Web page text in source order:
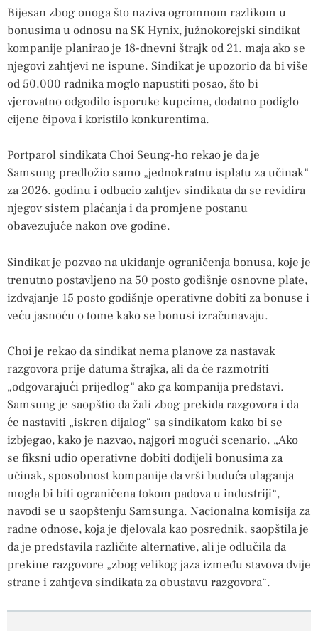
Bijesan zbog onoga što naziva ogromnom razlikom u
bonusima u odnosu na SK Hynix, južnokorejski sindikat
kompanije planirao je 18-dnevni štrajk od 21. maja ako se
njegovi zahtjevi ne ispune. Sindikat je upozorio da bi više
od 50.000 radnika moglo napustiti posao, što bi
vjerovatno odgodilo isporuke kupcima, dodatno podiglo
cijene čipova i koristilo konkurentima.
Portparol sindikata Choi Seung-ho rekao je da je
Samsung predložio samo „jednokratnu isplatu za učinak“
za 2026. godinu i odbacio zahtjev sindikata da se revidira
njegov sistem plaćanja i da promjene postanu
obavezujuće nakon ove godine.
Sindikat je pozvao na ukidanje ograničenja bonusa, koje je
trenutno postavljeno na 50 posto godišnje osnovne plate,
izdvajanje 15 posto godišnje operativne dobiti za bonuse i
veću jasnoću o tome kako se bonusi izračunavaju.
Choi je rekao da sindikat nema planove za nastavak
razgovora prije datuma štrajka, ali da će razmotriti
„odgovarajući prijedlog“ ako ga kompanija predstavi.
Samsung je saopštio da žali zbog prekida razgovora i da
će nastaviti „iskren dijalog“ sa sindikatom kako bi se
izbjegao, kako je nazvao, najgori mogući scenario. „Ako
se fiksni udio operativne dobiti dodijeli bonusima za
učinak, sposobnost kompanije da vrši buduća ulaganja
mogla bi biti ograničena tokom padova u industriji“,
navodi se u saopštenju Samsunga. Nacionalna komisija za
radne odnose, koja je djelovala kao posrednik, saopštila je
da je predstavila različite alternative, ali je odlučila da
prekine razgovore „zbog velikog jaza između stavova dvije
strane i zahtjeva sindikata za obustavu razgovora“.